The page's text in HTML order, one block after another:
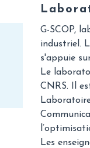
G-SCOP,
industriel.
s'appuie
Le
CNRS. Il
Les